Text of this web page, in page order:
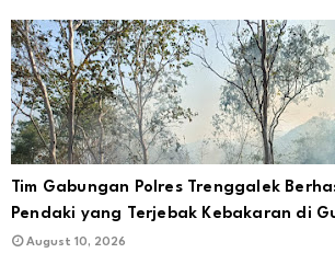
Tim Gabungan Polres Trenggalek
Pendaki yang Terjebak Kebakaran di
August 10, 2026